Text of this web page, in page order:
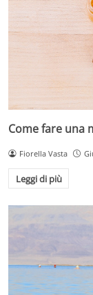
Come fare una
Fiorella Vasta
Leggi di più